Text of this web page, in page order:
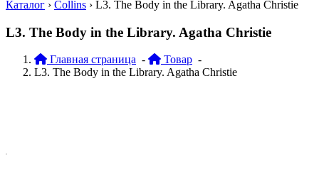
Каталог › Collins › L3. The Body in the Library. Agatha Christie
L3. The Body in the Library. Agatha Christie
Главная страница - Товар -
L3. The Body in the Library. Agatha Christie